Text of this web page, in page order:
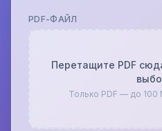
PDF-ФАЙЛ
Перетащите PDF
Только PDF — до 100